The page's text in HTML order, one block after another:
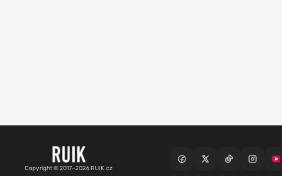
Copyright © 2017–2026 RUIK.cz